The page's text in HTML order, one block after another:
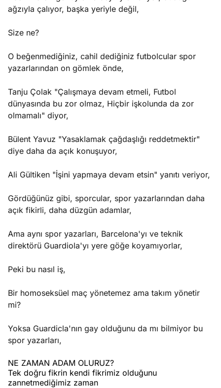
ağzıyla çalıyor, başka yeriyle değil,
Size ne?
O beğenmediğiniz, cahil dediğiniz futbolcular spor
yazarlarından on gömlek önde,
Tanju Çolak "Çalışmaya devam etmeli, Futbol
dünyasında bu zor olmaz, Hiçbir işkolunda da zor
olmamalı" diyor,
Bülent Yavuz "Yasaklamak çağdaşlığı reddetmektir"
diye daha da açık konuşuyor,
Ali Gültiken "İşini yapmaya devam etsin" yanıtı veriyor,
Gördüğünüz gibi, sporcular, spor yazarlarından daha
açık fikirli, daha düzgün adamlar,
Ama aynı spor yazarları, Barcelona'yı ve teknik
direktörü Guardiola'yı yere göğe koyamıyorlar,
Peki bu nasıl iş,
Bir homoseksüel maç yönetemez ama takım yönetir
mi?
Yoksa Guardicla'nın gay olduğunu da mı bilmiyor bu
spor yazarları,
NE ZAMAN ADAM OLURUZ?
Tek doğru fikrin kendi fikrimiz olduğunu
zannetmediğimiz zaman